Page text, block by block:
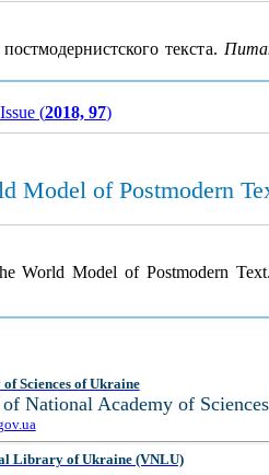
текста.
Issue (2018, 97)
Model of Postmodern
World Model of Postmodern Text.
Sciences of Ukraine
National Academy of
Library of Ukraine (VNLU)